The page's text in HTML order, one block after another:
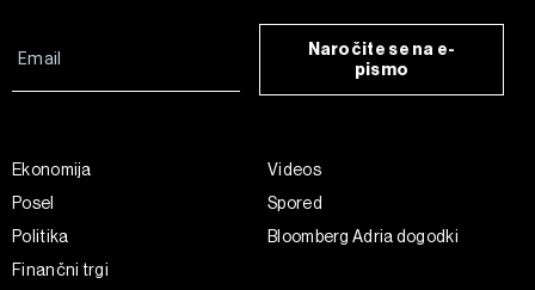
Naročite se na e-
pismo
Ekonomija
Posel
Politika
Finančni trgi
Videos
Spored
Bloomberg Adria dogodki